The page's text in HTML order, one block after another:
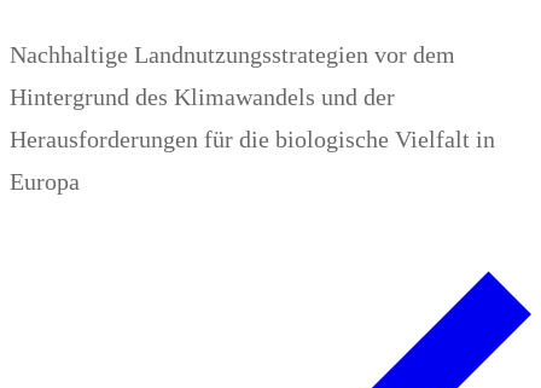
Inhalt
springen
Nachhaltige Landnutzungsstrategien vor dem
Hintergrund des Klimawandels und der
Herausforderungen für die biologische Vielfalt in
Europa